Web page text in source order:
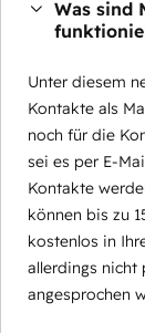
Was sind
Unter diesem
Kontakte als
noch für die
sei es per E-
Kontakte
können bis zu
kostenlos in
allerdings nicht
angesprochen